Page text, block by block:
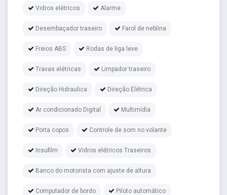
Vidros elétricos Alarme
Desembaçador traseiro Farol de neblina
Freios ABS Rodas de liga leve
Travas elétricas Limpador traseiro
Direção Hidraulica Direção Elétrica
Ar condicionado Digital Multimídia
Porta copos Controle de som no volante
Insufilm Vidros elétricos Traseiros
Banco do motorista com ajuste de altura
Computador de bordo Piloto automático